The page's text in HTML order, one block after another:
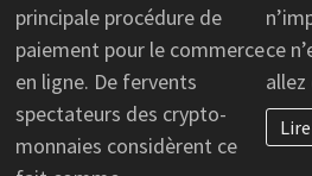
principale procédure de
paiement pour le commerce
en ligne. De fervents
spectateurs des crypto-
monnaies considèrent ce
ce